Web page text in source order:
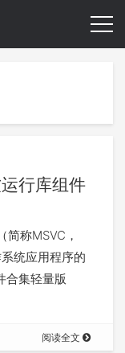
行库组件
称MSVC，
统应用程序的
合集轻量版
阅读全文